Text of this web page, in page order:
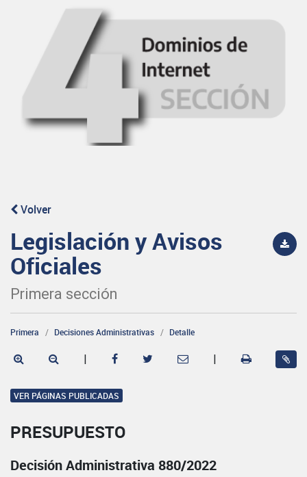
Volver
Legislación y Avisos
Oficiales
Primera sección
Primera Decisiones Administrativas Detalle
| |
VER PÁGINAS PUBLICADAS
PRESUPUESTO
Decisión Administrativa 880/2022